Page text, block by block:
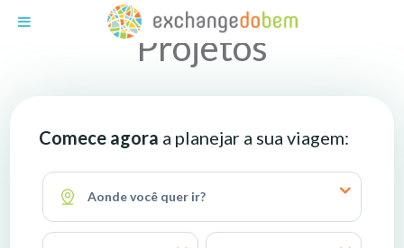
Projetos
Comece agora a planejar a sua viagem:
Aonde você quer ir?
Exchange do Bem